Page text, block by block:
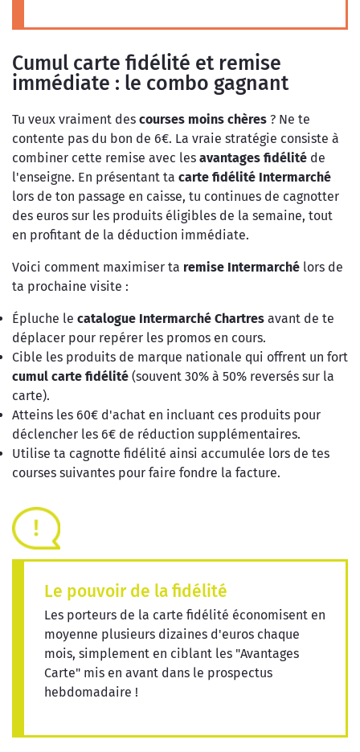
Cumul carte fidélité et remise
immédiate : le combo gagnant
Tu veux vraiment des courses moins chères ? Ne te
contente pas du bon de 6€. La vraie stratégie consiste à
combiner cette remise avec les avantages fidélité de
l'enseigne. En présentant ta carte fidélité Intermarché
lors de ton passage en caisse, tu continues de cagnotter
des euros sur les produits éligibles de la semaine, tout
en profitant de la déduction immédiate.
Voici comment maximiser ta remise Intermarché lors de
ta prochaine visite :
Épluche le catalogue Intermarché Chartres avant de te
déplacer pour repérer les promos en cours.
Cible les produits de marque nationale qui offrent un fort
cumul carte fidélité (souvent 30% à 50% reversés sur la
carte).
Atteins les 60€ d'achat en incluant ces produits pour
déclencher les 6€ de réduction supplémentaires.
Utilise ta cagnotte fidélité ainsi accumulée lors de tes
courses suivantes pour faire fondre la facture.
Le pouvoir de la fidélité
Les porteurs de la carte fidélité économisent en
moyenne plusieurs dizaines d'euros chaque
mois, simplement en ciblant les "Avantages
Carte" mis en avant dans le prospectus
hebdomadaire !